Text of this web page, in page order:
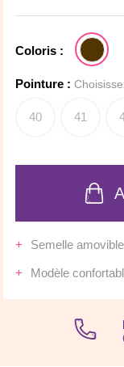
Coloris :
Pointure :
40 41
Semelle amovible
Modèle